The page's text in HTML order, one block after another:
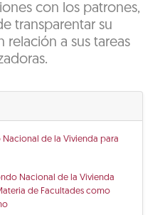
con los patrones,
transparentar su
a sus tareas
de la Vivienda para
Nacional de la Vivienda
de Facultades como